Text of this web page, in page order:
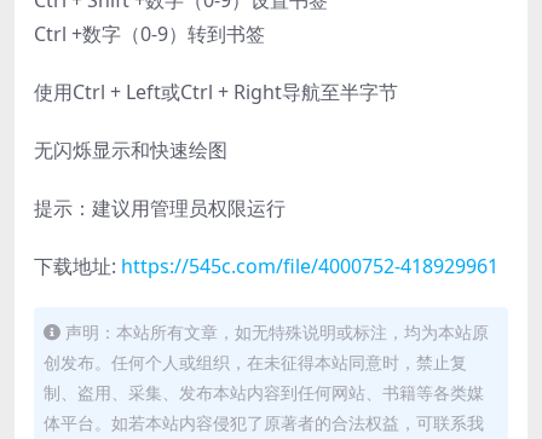
Ctrl +数字（0-9）转到书签
使用Ctrl + Left或Ctrl + Right导航至半字节
无闪烁显示和快速绘图
提示：建议用管理员权限运行
下载地址: https://545c.com/file/4000752-418929961
声明：本站所有文章，如无特殊说明或标注，均为本站原
创发布。任何个人或组织，在未征得本站同意时，禁止复
制、盗用、采集、发布本站内容到任何网站、书籍等各类媒
体平台。如若本站内容侵犯了原著者的合法权益，可联系我